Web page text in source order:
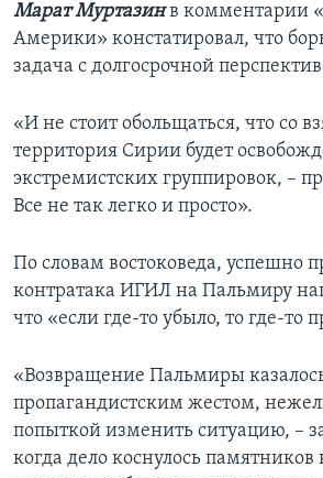
Марат Муртазинв комментарии
Америки» констатировал, что
задача с долгосрочной
«И не стоит обольщаться, что со
территория Сирии будет
экстремистских группировок, –
Все не так легко и просто».
По словам востоковеда, успешно
контратака ИГИЛ на Пальмиру
что «если где-то убыло, то где-то
«Возвращение Пальмиры
пропагандистским жестом,
попыткой изменить ситуацию, –
когда дело коснулось памятников